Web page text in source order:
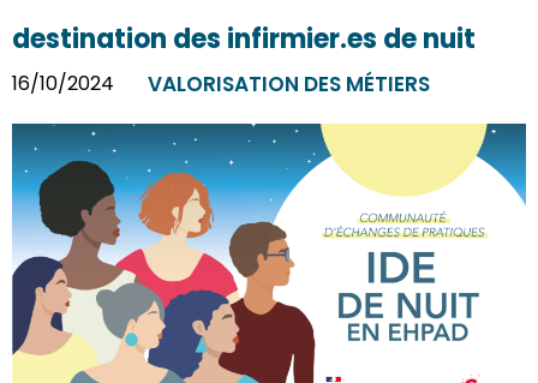
destination des infirmier.es de nuit
16/10/2024 VALORISATION DES MÉTIERS